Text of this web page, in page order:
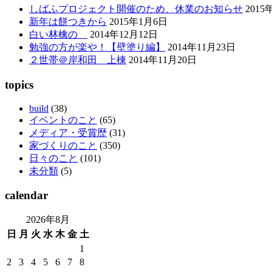
しばふプロジェクト開催のため、休業のお知らせ 2015
新年は餅つきから 2015年1月6日
白い林檎の
2014年12月12日
勉強の方が楽や！【壁塗り編】
2014年11月23日
２世帯＠岸和田 上棟 2014年11月20日
topics
build (38)
イベントのこと (65)
メディア・受賞歴 (31)
家づくりのこと (350)
日々のこと (101)
未分類 (5)
calendar
2026年8月
日
月 火 水 木 金 土
1
2
3 4 5 6 7
8